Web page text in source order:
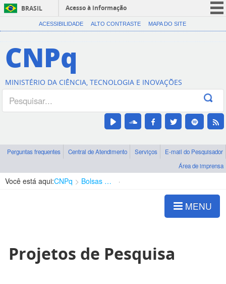
BRASIL
Acesso à informação
CORONAVÍRUS (COVID-19)
Canais
ACESSIBILIDADE ALTO CONTRASTE MAPA DO SITE
CNPq
MINISTÉRIO DA CIÊNCIA, TECNOLOGIA E INOVAÇÕES
Perguntas frequentes Central de Atendimento Serviços
E-mail do Pesquisador
Área de imprensa
Você está aqui:CNPq Bolsas e Auxílios Vigentes
MENU
Projetos de Pesquisa